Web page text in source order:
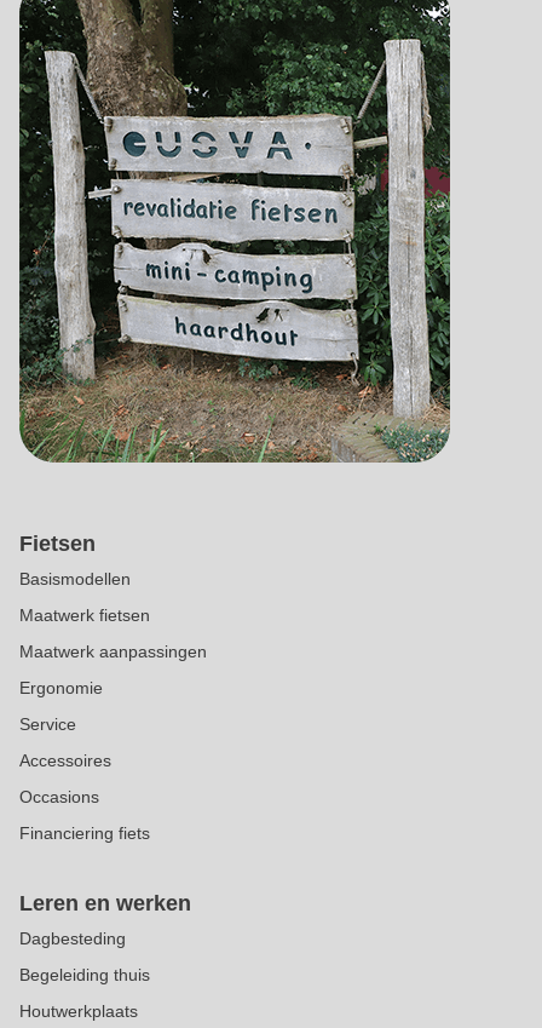
Fietsen
Basismodellen
Maatwerk fietsen
Maatwerk aanpassingen
Ergonomie
Service
Accessoires
Occasions
Financiering fiets
Leren en werken
Dagbesteding
Begeleiding thuis
Houtwerkplaats